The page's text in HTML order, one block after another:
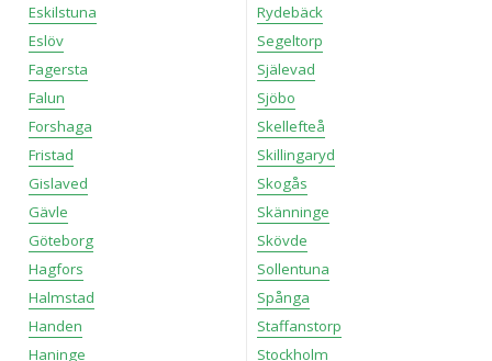
Eskilstuna
Eslöv
Fagersta
Falun
Forshaga
Fristad
Gislaved
Gävle
Göteborg
Hagfors
Halmstad
Handen
Haninge
Rydebäck
Segeltorp
Själevad
Sjöbo
Skellefteå
Skillingaryd
Skogås
Skänninge
Skövde
Sollentuna
Spånga
Staffanstorp
Stockholm